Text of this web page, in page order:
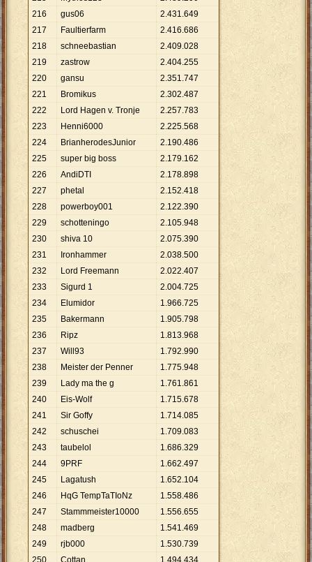
216
gus06 2.431.649
217
Faultierfarm 2.416.686
218
schneebastian 2.409.028
219
zastrow 2.404.255
220
gansu 2.351.747
221
Bromikus 2.302.487
222
Lord Hagen v. Tronje 2.257.783
223
Henni6000 2.225.568
224
BrianherodesJunior 2.190.486
225
super big boss 2.179.162
226
AndiDTI 2.178.898
227
phetal 2.152.418
228
powerboy001 2.122.390
229
schotteningo 2.105.948
230
shiva 10 2.075.390
231
Ironhammer 2.038.500
232
Lord Freemann 2.022.407
233
Sigurd 1 2.004.725
234
Elumidor 1.966.725
235
Bakermann 1.905.798
236
Ripz 1.813.968
237
Will93 1.792.990
238
Meister der Penner 1.775.948
239
Lady ma the g 1.761.861
240
Eis-Wolf 1.715.678
241
Sir Goffy 1.714.085
242
schuschei 1.709.083
243
taubelol 1.686.329
244
9PRF 1.662.497
245
Lagatush 1.652.104
246
HqG TempTaTIoNz 1.558.486
247
Stammmeister10000 1.556.655
248
madberg 1.541.469
249
rjb000 1.530.739